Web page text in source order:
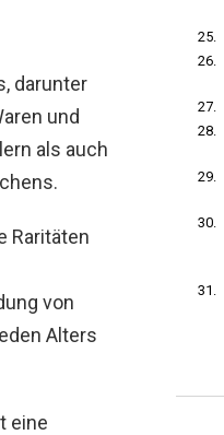
darunter
und
als auch
Raritäten
von
Alters
eine